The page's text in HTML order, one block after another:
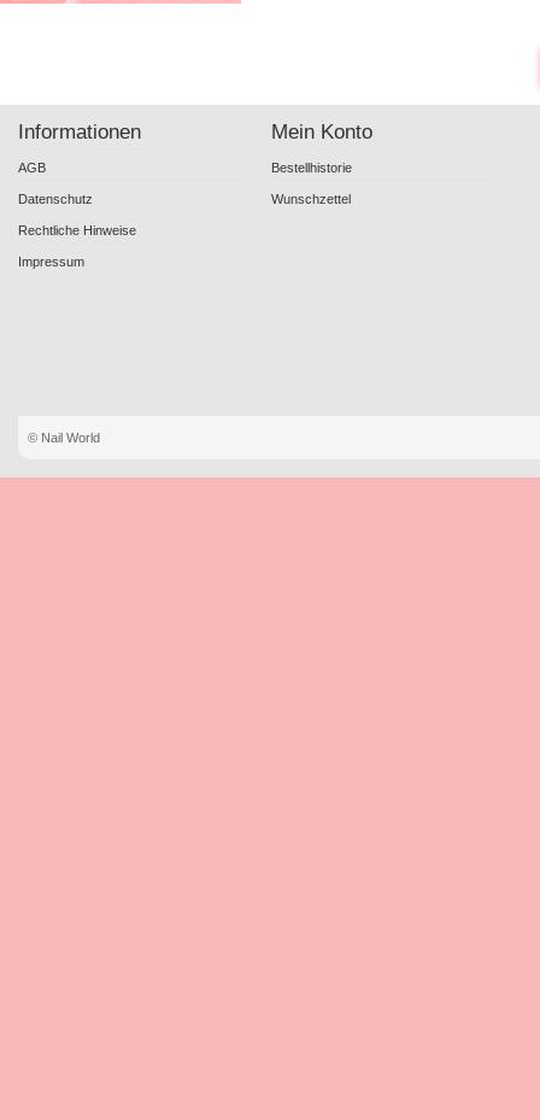
Informationen
AGB
Datenschutz
Rechtliche Hinweise
Impressum
Mein Konto
Bestellhistorie
Wunschzettel
© Nail World